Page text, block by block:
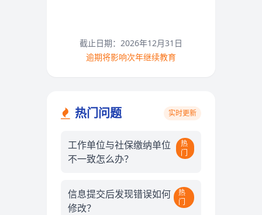
截止日期： 2026年12月31日
逾期将影响次年继续教育
热门问题 实时更新
工作单位与社保缴纳单位
不一致怎么办？
热
门
信息提交后发现错误如何
修改？
热
门